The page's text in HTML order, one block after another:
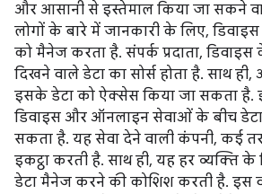
और आसानी से इस्तेमाल किया जा सकने
लोगों के बारे में जानकारी के लिए, डिवाइस
को मैनेज करता है. संपर्क प्रदाता,
दिखने वाले डेटा का सोर्स होता है. साथ
इसके डेटा को ऐक्सेस किया जा सकता है.
डिवाइस और ऑनलाइन सेवाओं के बीच डेटा
सकता है. यह सेवा देने वाली कंपनी, कई
इकट्ठा करती है. साथ ही, यह हर व्यक्ति के
डेटा मैनेज करने की कोशिश करती है. इस